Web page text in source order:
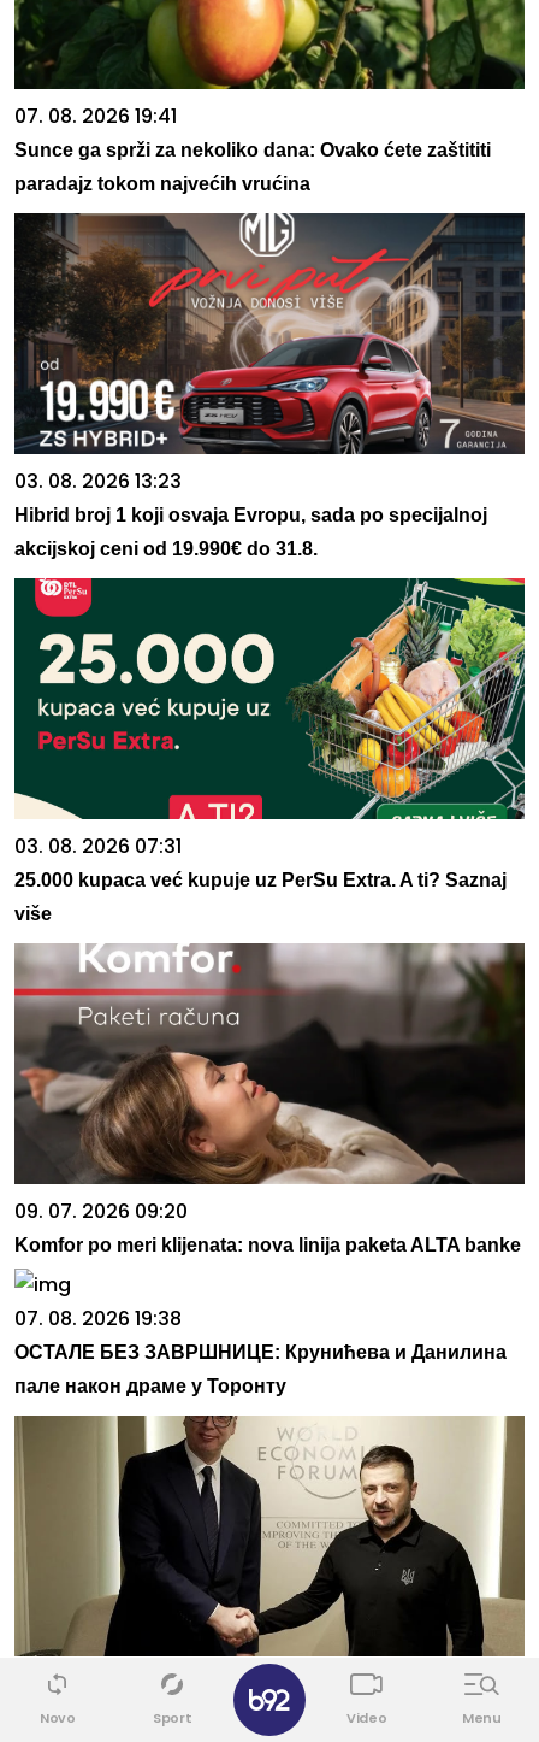
07. 08. 2026 19:41
Sunce ga sprži za nekoliko dana: Ovako ćete zaštititi
paradajz tokom najvećih vrućina
03. 08. 2026 13:23
Hibrid broj 1 koji osvaja Evropu, sada po specijalnoj
akcijskoj ceni od 19.990€ do 31.8.
03. 08. 2026 07:31
25.000 kupaca već kupuje uz PerSu Extra. A ti? Saznaj
više
09. 07. 2026 09:20
Komfor po meri klijenata: nova linija paketa ALTA banke
07. 08. 2026 19:38
ОСТАЛЕ БЕЗ ЗАВРШНИЦЕ: Крунићева и Данилина
пале након драме у Торонту
07. 08. 2026 16:12
Александар Вучић сутра дочекује Володимира
Novo Sport Video Menu
✕